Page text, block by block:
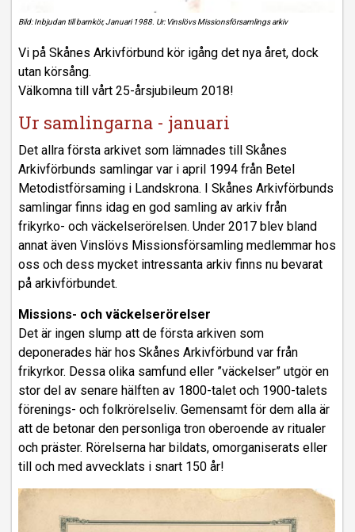
Bild: Inbjudan till barnkör, Januari 1988. Ur: Vinslövs Missionsförsamlings arkiv
Vi på Skånes Arkivförbund kör igång det nya året, dock
utan körsång.
Välkomna till vårt 25-årsjubileum 2018!
Ur samlingarna - januari
Det allra första arkivet som lämnades till Skånes
Arkivförbunds samlingar var i april 1994 från Betel
Metodistförsaming i Landskrona. I Skånes Arkivförbunds
samlingar finns idag en god samling av arkiv från
frikyrko- och väckelserörelsen. Under 2017 blev bland
annat även Vinslövs Missionsförsamling medlemmar hos
oss och dess mycket intressanta arkiv finns nu bevarat
på arkivförbundet.
Missions- och väckelserörelser
Det är ingen slump att de första arkiven som
deponerades här hos Skånes Arkivförbund var från
frikyrkor. Dessa olika samfund eller ”väckelser” utgör en
stor del av senare hälften av 1800-talet och 1900-talets
förenings- och folkrörelseliv. Gemensamt för dem alla är
att de betonar den personliga tron oberoende av ritualer
och präster. Rörelserna har bildats, omorganiserats eller
till och med avvecklats i snart 150 år!